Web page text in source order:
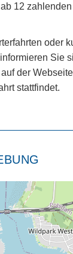
12
oder
Sie
der
stattfindet.